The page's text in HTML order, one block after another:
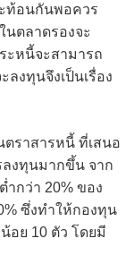
ท้อนกันพอควร
ตลาดรองจะ
ะหนี้จะสามารถ
ลงทุนจึงเป็นเรื่อง
ราสารหนี้ ที่เสนอ
ลงทุนมากขึ้น จาก
กว่า 20% ของ
ซึ่งทำให้กองทุน
อย 10 ตัว โดยมี